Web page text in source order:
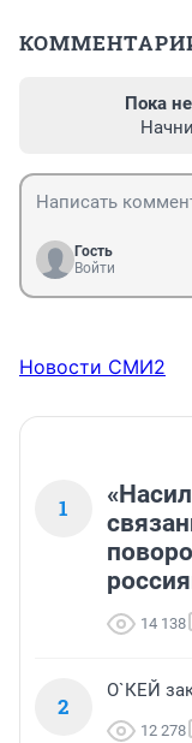
Пока
Гость
Войти
Новости СМИ2
1
14 138
2
О`КЕЙ
12 278